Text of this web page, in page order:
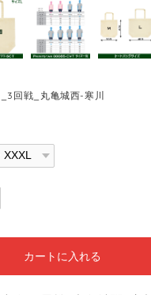
回戦_丸亀城西-寒川
カートに入れる